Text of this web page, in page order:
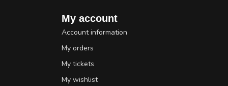
My account
Account information
My orders
My tickets
My wishlist